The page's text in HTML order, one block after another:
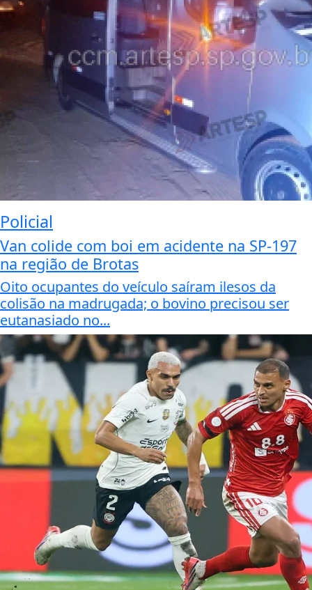
Policial
Van colide com boi em acidente na SP-197
na região de Brotas
Oito ocupantes do veículo saíram ilesos da
colisão na madrugada; o bovino precisou ser
eutanasiado no...